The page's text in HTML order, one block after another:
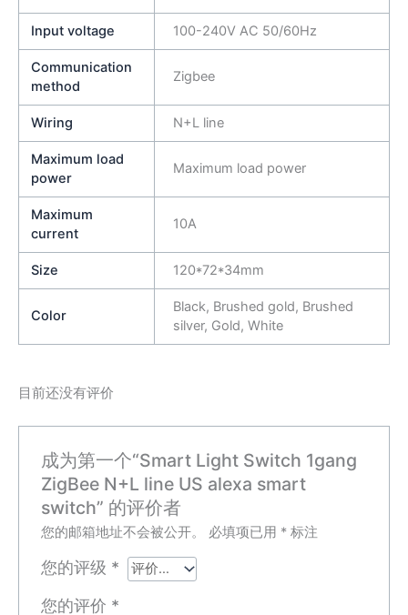
Input voltage 100-240V AC 50/60Hz
Communication
method
Zigbee
Wiring N+L line
Maximum load
power
Maximum load power
Maximum
current
10A
Size 120*72*34mm
Color
Black, Brushed gold, Brushed
silver, Gold, White
目前还没有评价
成为第一个“Smart Light Switch 1gang
ZigBee N+L line US alexa smart
switch” 的评价者
您的邮箱地址不会被公开。 必填项已用 * 标注
您的评级 *
您的评价 *